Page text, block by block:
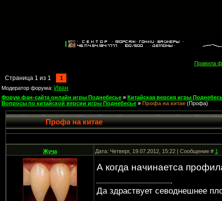
Правила
Страница 1 из 1
1
Модератор форума: Иван
Форум фан-сайта онлайн игры Поднебесье » Китайская версия игры
Вопросы по китайской версии игры Поднебесье » Профа на китае (Профа)
Профа на китае
Жуча Дата: Четверг, 19.07.2012, 15:22 | Сообщение #1
А когда начинаетса
Да здраствует севоднешнее